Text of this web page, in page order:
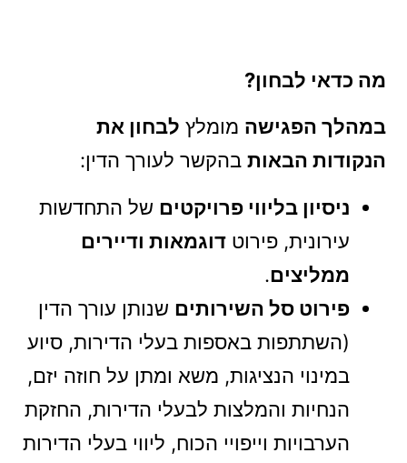
מה כדאי לבחון?
במהלך הפגישה מומלץ לבחון את
הנקודות הבאות בהקשר לעורך הדין:
ניסיון בליווי פרויקטים של התחדשות
עירונית, פירוט דוגמאות ודיירים
ממליצים.
פירוט סל השירותים שנותן עורך הדין
(השתתפות באספות בעלי הדירות, סיוע
במינוי הנציגות, משא ומתן על חוזה יזם,
הנחיות והמלצות לבעלי הדירות, החזקת
הערבויות וייפויי הכוח, ליווי בעלי הדירות